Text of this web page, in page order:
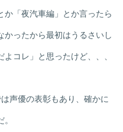
か「夜汽車編」とか言ったら
かったから最初はうるさいし
コレ」と思ったけど、、、
声優の表彰もあり、確かに